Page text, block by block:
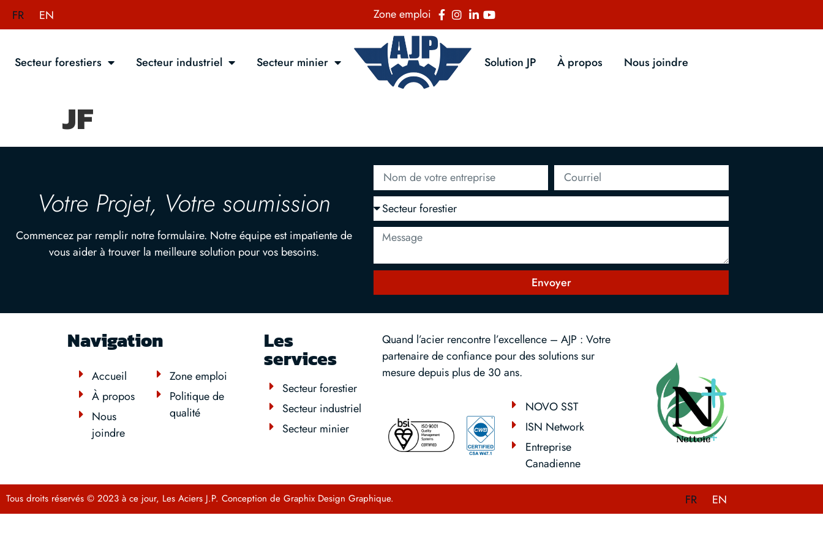
FR EN Zone emploi
Secteur forestiers Secteur industriel Secteur minier Solution JP À propos Nous joindre
JF
Votre Projet, Votre soumission
Commencez par remplir notre formulaire. Notre équipe est impatiente de
vous aider à trouver la meilleure solution pour vos besoins.
Envoyer
Navigation
Accueil
À propos
Nous
joindre
Zone emploi
Politique de
qualité
Les
services
Secteur forestier
Secteur industriel
Secteur minier
Quand l’acier rencontre l’excellence – AJP : Votre
partenaire de confiance pour des solutions sur
mesure depuis plus de 30 ans.
NOVO SST
ISN Network
Entreprise
Canadienne
Tous droits réservés © 2023 à ce jour, Les Aciers J.P. Conception de Graphix Design Graphique. FR EN